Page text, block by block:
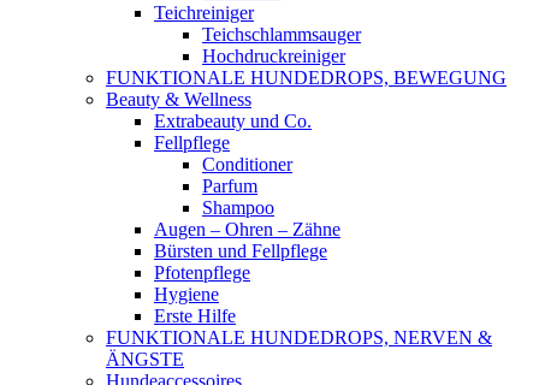
Teichreiniger
Teichschlammsauger
Hochdruckreiniger
FUNKTIONALE HUNDEDROPS, BEWEGUNG
Beauty & Wellness
Extrabeauty und Co.
Fellpflege
Conditioner
Parfum
Shampoo
Augen – Ohren – Zähne
Bürsten und Fellpflege
Pfotenpflege
Hygiene
Erste Hilfe
FUNKTIONALE HUNDEDROPS, NERVEN &
ÄNGSTE
Hundeaccessoires